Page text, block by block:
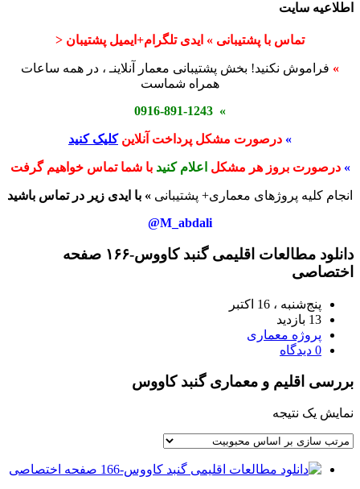
اطلاعیه سایت
تماس با پشتیبانی » ایدی تلگرام+ایمیل پشتیبان <
» فراموش نکنید! بخش پشتیبانی معمار آنلاینـ ، در همه ساعات
همراه شماست
» 0916-891-1243
» درصورت مشکل پرداخت آنلاینکلیک کنید
» درصورت بروز هر مشکل اعلام کنید با شما تماس خواهیم گرفت
انجام کلیه پروژهای معماری+ پشتیبانی » با ایدی زیر در تماس باشید
M_abdali@
دانلود مطالعات اقلیمی گنبد کاووس-۱۶۶ صفحه
اختصاصی
پنج‌شنبه ، 16 اکتبر
13 بازدید
پروژه معماری
0 دیدگاه
بررسی اقلیم و معماری گنبد کاووس
نمایش یک نتیجه